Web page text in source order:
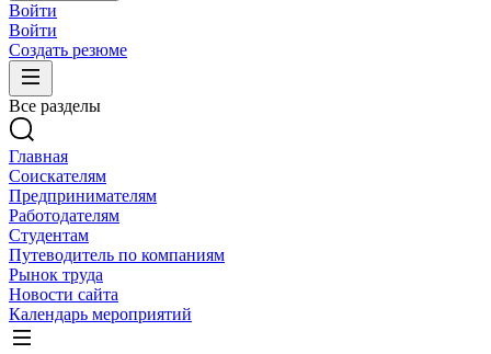
Войти
Войти
Создать резюме
Все разделы
Главная
Соискателям
Предпринимателям
Работодателям
Студентам
Путеводитель по компаниям
Рынок труда
Новости сайта
Календарь мероприятий